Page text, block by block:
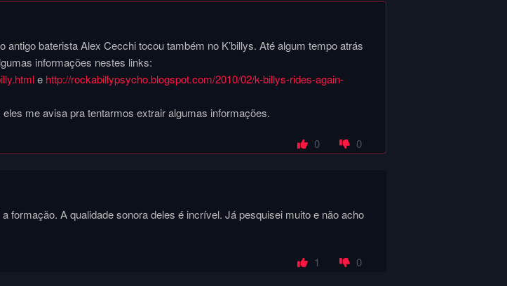
antigo baterista Alex Cecchi tocou também no K’billys. Até algum tempo atrás
informações nestes links:
e http://rockabillypsycho.blogspot.com/2010/02/k-billys-rides-again-
me avisa pra tentarmos extrair algumas informações.
0 0
formação. A qualidade sonora deles é incrível. Já pesquisei muito e não acho
1 0